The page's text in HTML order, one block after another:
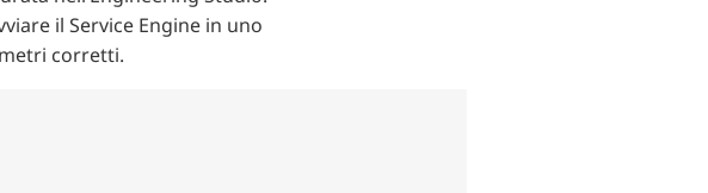
il Service Engine in uno
corretti.